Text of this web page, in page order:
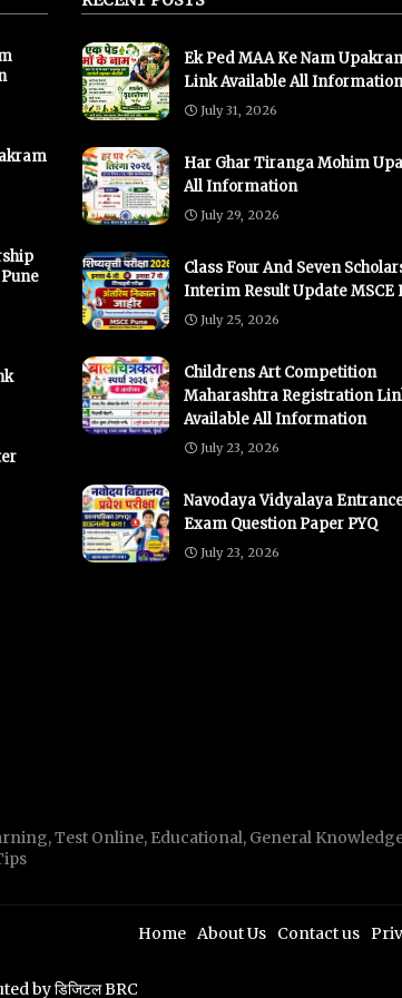
Ek Ped MAA Ke Nam
Link Available All Information
July 31, 2026
Har Ghar Tiranga Mohim
All Information
July 29, 2026
Class Four And Seven
Interim Result Update MSCE
July 25, 2026
Childrens Art Competition
Maharashtra Registration
Available All Information
July 23, 2026
Navodaya Vidyalaya
Exam Question Paper PYQ
July 23, 2026
Test Online, Educational, General
Home About Us Contact us
byडिजिटल BRC